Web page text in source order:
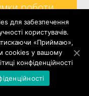
роботи
році на
Читати далі
для забезпечення
користувачів.
«Приймаю»,
cookies у вашому
конфіденційності